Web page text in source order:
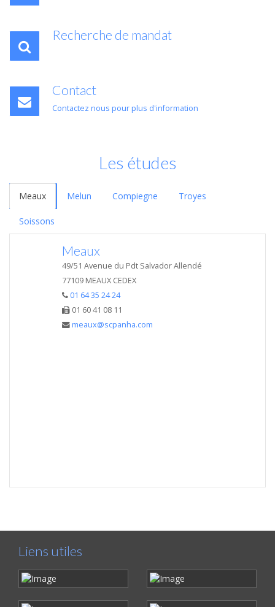
Recherche de mandat
Contact
Contactez nous pour plus d'information
Les études
Meaux Melun Compiegne Troyes
Soissons
Meaux
49/51 Avenue du Pdt Salvador Allendé
77109 MEAUX CEDEX
01 64 35 24 24
01 60 41 08 11
meaux@scpanha.com
Liens utiles